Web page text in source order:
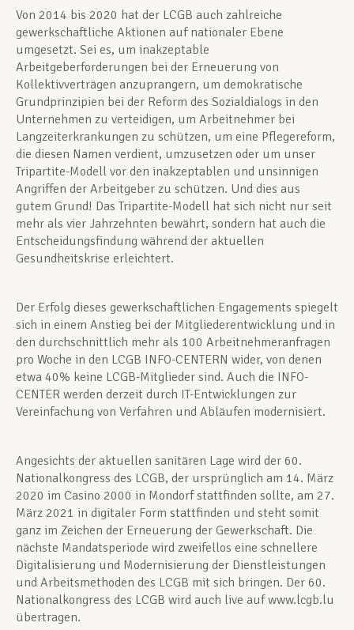
Von 2014 bis 2020 hat der LCGB auch zahlreiche
gewerkschaftliche Aktionen auf nationaler Ebene
umgesetzt. Sei es, um inakzeptable
Arbeitgeberforderungen bei der Erneuerung von
Kollektivverträgen anzuprangern, um demokratische
Grundprinzipien bei der Reform des Sozialdialogs in den
Unternehmen zu verteidigen, um Arbeitnehmer bei
Langzeiterkrankungen zu schützen, um eine Pflegereform,
die diesen Namen verdient, umzusetzen oder um unser
Tripartite-Modell vor den inakzeptablen und unsinnigen
Angriffen der Arbeitgeber zu schützen. Und dies aus
gutem Grund! Das Tripartite-Modell hat sich nicht nur seit
mehr als vier Jahrzehnten bewährt, sondern hat auch die
Entscheidungsfindung während der aktuellen
Gesundheitskrise erleichtert.
Der Erfolg dieses gewerkschaftlichen Engagements spiegelt
sich in einem Anstieg bei der Mitgliederentwicklung und in
den durchschnittlich mehr als 100 Arbeitnehmeranfragen
pro Woche in den LCGB INFO-CENTERN wider, von denen
etwa 40% keine LCGB-Mitglieder sind. Auch die INFO-
CENTER werden derzeit durch IT-Entwicklungen zur
Vereinfachung von Verfahren und Abläufen modernisiert.
Angesichts der aktuellen sanitären Lage wird der 60.
Nationalkongress des LCGB, der ursprünglich am 14. März
2020 im Casino 2000 in Mondorf stattfinden sollte, am 27.
März 2021 in digitaler Form stattfinden und steht somit
ganz im Zeichen der Erneuerung der Gewerkschaft. Die
nächste Mandatsperiode wird zweifellos eine schnellere
Digitalisierung und Modernisierung der Dienstleistungen
und Arbeitsmethoden des LCGB mit sich bringen. Der 60.
Nationalkongress des LCGB wird auch live auf www.lcgb.lu
übertragen.